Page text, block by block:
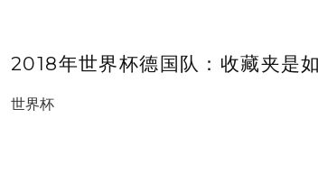
2018年世界杯德国队：收藏夹是
世界杯